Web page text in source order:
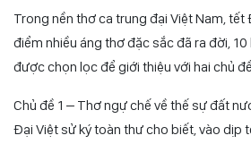
Trong nền thơ ca trung đại Việt Nam,
điểm nhiều áng thơ đặc sắc đã ra đời,
được chọn lọc để giới thiệu với hai chủ
Chủ đề 1 – Thơ ngự chế về thế sự đất
Đại Việt sử ký toàn thưcho biết, vào dịp